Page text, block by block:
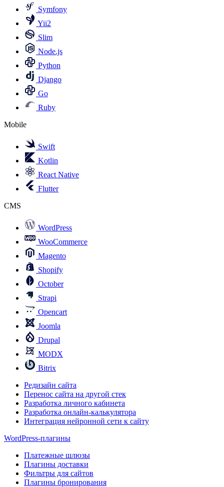
Symfony
Yii2
Slim
Node.js
Python
Django
Go
Ruby
Mobile
Swift
Kotlin
React Native
Flutter
CMS
WordPress
WooCommerce
Magento
Shopify
October
Strapi
Opencart
Joomla
Drupal
MODX
Bitrix
Редизайн сайта
Перенос сайта на другой стек
Разработка личного кабинета
Разработка онлайн-калькулятора
Интеграция нейронной сети к сайту
WordPress-плагины
Платежные шлюзы
Плагины доставки
Фильтры для сайтов
Плагины бронирования